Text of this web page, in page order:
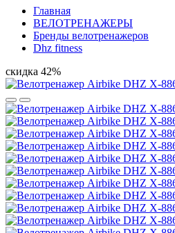
Главная
ВЕЛОТРЕНАЖЕРЫ
Бренды велотренажеров
Dhz fitness
скидка 42%